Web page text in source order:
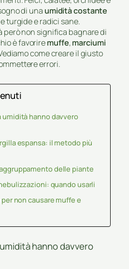
di una umidità costante
turgide e radici sane.
però non significa bagnare di
è favoriremuffe,marciumi
come creare il giusto
errori.
umidità hanno davvero
espansa: il metodo più
delle piante
quando usarli
non causare muffe e
hanno davvero